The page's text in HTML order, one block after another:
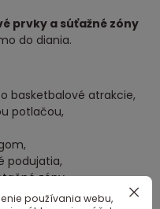
prvky a súťažné zóny
do diania.
basketbalové atrakcie,
potlačou,
podujatia,
zóny.
zákazníkovi značku
používania webu,